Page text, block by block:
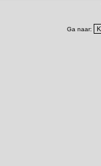
Ga naar: